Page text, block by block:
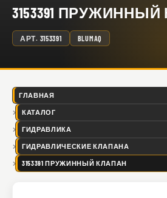
3153391
АРТ. 3153391 BLUMAQ
ГЛАВНАЯ
КАТАЛОГ
ГИДРАВЛИКА
ГИДРАВЛИЧЕСКИЕ КЛАПАНА
3153391 ПРУЖИННЫЙ КЛАПАН